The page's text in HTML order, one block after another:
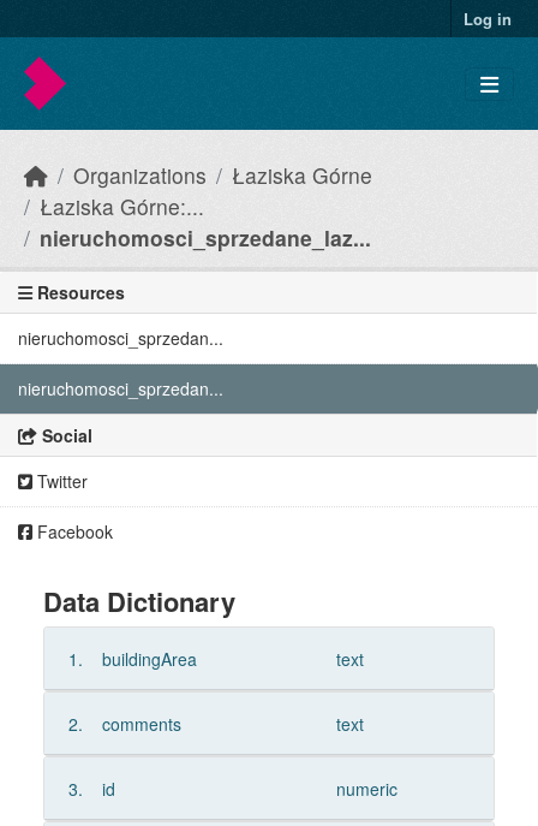
Log in
Organizations
Łaziska Górne
Łaziska Górne:...
nieruchomosci_sprzedane_laz...
Resources
nieruchomosci_sprzedan...
nieruchomosci_sprzedan...
Social
Twitter
Facebook
Data Dictionary
1. buildingArea text
2. comments text
3. id numeric